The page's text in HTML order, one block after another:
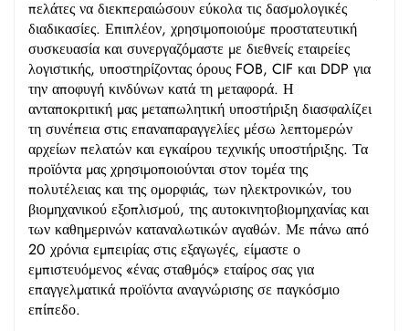
πελάτες να διεκπεραιώσουν εύκολα τις δασμολογικές
διαδικασίες. Επιπλέον, χρησιμοποιούμε προστατευτική
συσκευασία και συνεργαζόμαστε με διεθνείς εταιρείες
λογιστικής, υποστηρίζοντας όρους FOB, CIF και DDP για
την αποφυγή κινδύνων κατά τη μεταφορά. Η
ανταποκριτική μας μεταπωλητική υποστήριξη διασφαλίζει
τη συνέπεια στις επαναπαραγγελίες μέσω λεπτομερών
αρχείων πελατών και εγκαίρου τεχνικής υποστήριξης. Τα
προϊόντα μας χρησιμοποιούνται στον τομέα της
πολυτέλειας και της ομορφιάς, των ηλεκτρονικών, του
βιομηχανικού εξοπλισμού, της αυτοκινητοβιομηχανίας και
των καθημερινών καταναλωτικών αγαθών. Με πάνω από
20 χρόνια εμπειρίας στις εξαγωγές, είμαστε ο
εμπιστευόμενος «ένας σταθμός» εταίρος σας για
επαγγελματικά προϊόντα αναγνώρισης σε παγκόσμιο
επίπεδο.